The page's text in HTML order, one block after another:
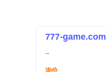
777-game.com
--
询价